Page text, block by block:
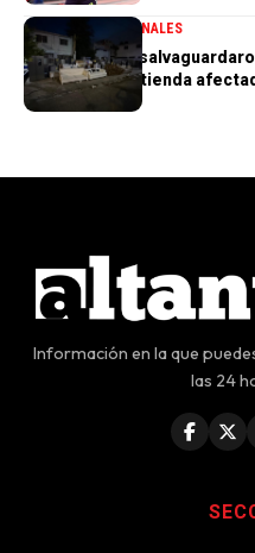
GENERALES NACIONALES
PN aclara que
sustraídos de tienda
Información en la que
las 24